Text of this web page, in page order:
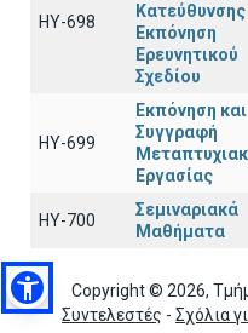
ΗΥ-698
Κατεύθυνσης
Εκπόνηση
Ερευνητικού
Σχεδίου
ΗΥ-699
Εκπόνηση και
Συγγραφή
Εργασίας
ΗΥ-700
Σεμιναριακά
Μαθήματα
Copyright © 2026,
Συντελεστές - Σχόλια